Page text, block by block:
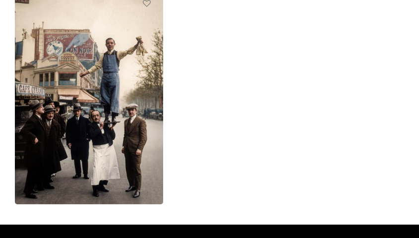
Affiche Vintage — Garçon de
Café et son Pari Perdu (Paris,
14,90€
Ajouter au panier